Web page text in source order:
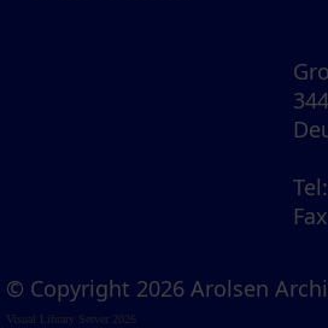
Tel
Fax
© Copyright 2026 Arolsen
Visual Library Server 2026